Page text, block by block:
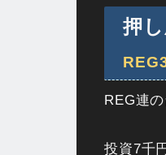
押
REG連
投資7千